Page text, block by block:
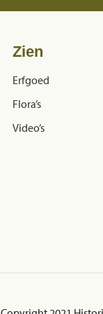
Zien
Erfgoed
Flora’s
Video’s